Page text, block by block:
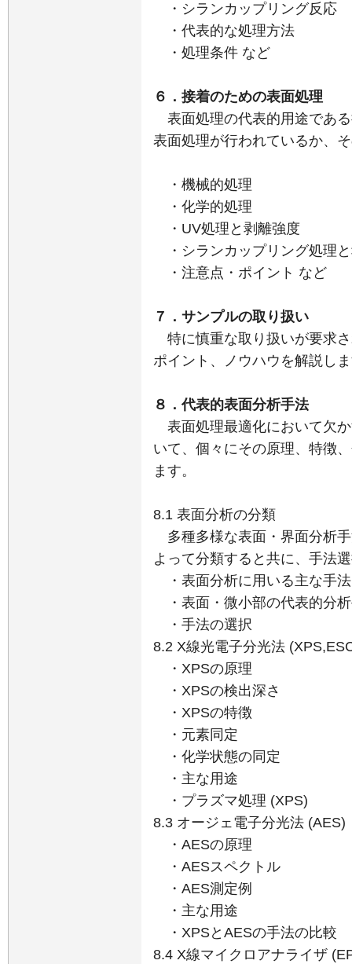
・シランカップリング反応
・代表的な処理方法
・処理条件 など
６．接着のための表面処理
表面処理の代表的用途であ
表面処理が行われているか、
・機械的処理
・化学的処理
・UV処理と剥離強度
・シランカップリング処理
・注意点・ポイント など
７．サンプルの取り扱い
特に慎重な取り扱いが要求
ポイント、ノウハウを解説し
８．代表的表面分析手法
表面処理最適化において欠
いて、個々にその原理、特徴
ます。
8.1 表面分析の分類
多種多様な表面・界面分析
よって分類すると共に、手法
・表面分析に用いる主な手
・表面・微小部の代表的分
・手法の選択
8.2 X線光電子分光法
・XPSの原理
・XPSの検出深さ
・XPSの特徴
・元素同定
・化学状態の同定
・主な用途
・プラズマ処理 (XPS)
8.3 オージェ電子分光法 (AES)
・AESの原理
・AESスペクトル
・AES測定例
・主な用途
・XPSとAESの手法の比較
8.4 X線マイクロアナライザ